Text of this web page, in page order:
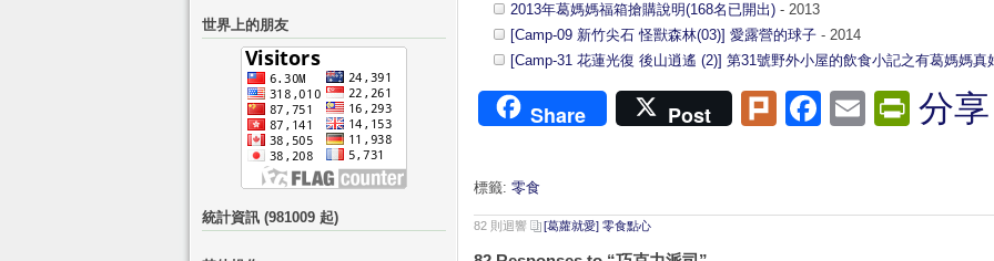
2013年葛媽媽福箱搶購說明(168名已開出) - 2013
[Camp-09 新竹尖石 怪獸森林(03)] 愛露營的球子 - 2014
[Camp-31 花蓮光復 後山逍遙 (2)] 第31號野外小屋的飲食小記之有葛媽媽真
Share Post PlurkFacebook
Email分享
標籤: 零食
82 則迴響 [葛蘿就愛] 零食點心
分
鍵
世界上的朋友
統計資訊 (981009 起)